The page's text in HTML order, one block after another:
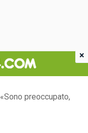
preoccupato,
×